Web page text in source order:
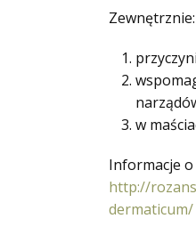
Zewnętrznie:
w
Informacje o
http://
dermaticum/